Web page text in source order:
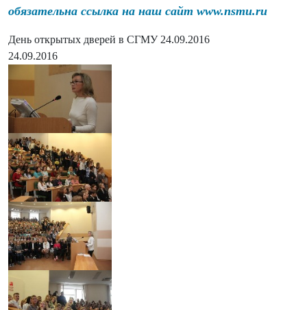
обязательна ссылка на наш сайт www.nsmu.ru
День открытых дверей в СГМУ 24.09.2016
24.09.2016